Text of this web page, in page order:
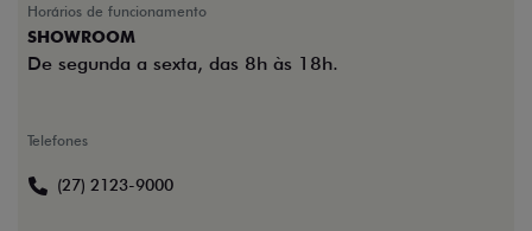
Horários de funcionamento
SHOWROOM
De segunda a sexta, das 8h às 18h.
Telefones
(27) 2123-9000